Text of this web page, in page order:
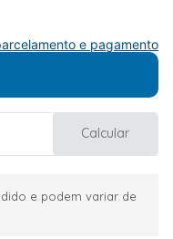
e pagamento
Calcular
e podem variar de